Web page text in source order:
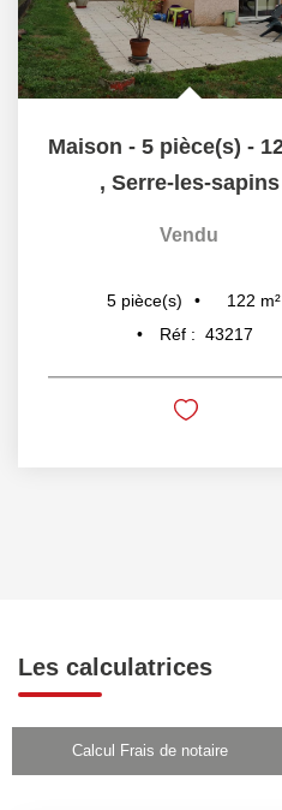
, Serre-les-sapins
Vendu
5 pièce(s) 122 m²
Réf : 43217
Les calculatrices
Calcul Frais de notaire